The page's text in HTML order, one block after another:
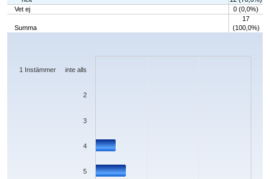
Vet ej
0 (0,0%)
Summa
17
(100,0%)
Chart
The chart has 1 X axis displaying categories.
5
4
3
2
1 Instämmer inte alls